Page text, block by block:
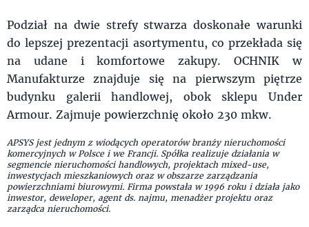
Podział na dwie strefy stwarza doskonałe warunki
do lepszej prezentacji asortymentu, co przekłada się
na udane i komfortowe zakupy. OCHNIK w
Manufakturze znajduje się na pierwszym piętrze
budynku galerii handlowej, obok sklepu Under
Armour. Zajmuje powierzchnię około 230 mkw.
APSYS jest jednym z wiodących operatorów branży nieruchomości
komercyjnych w Polsce i we Francji. Spółka realizuje działania w
segmencie nieruchomości handlowych, projektach mixed-use,
inwestycjach mieszkaniowych oraz w obszarze zarządzania
powierzchniami biurowymi. Firma powstała w 1996 roku i działa jako
inwestor, deweloper, agent ds. najmu, menadżer projektu oraz
zarządca nieruchomości.